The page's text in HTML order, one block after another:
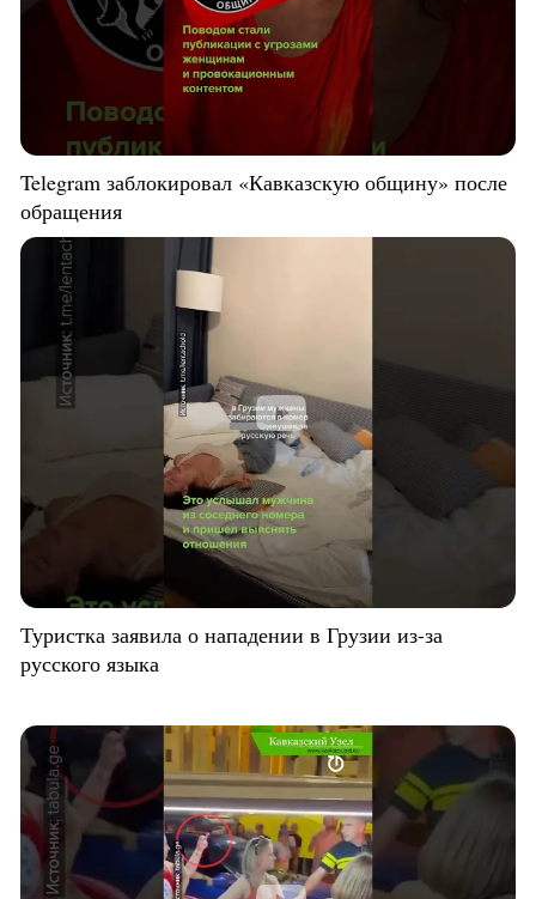
Telegram заблокировал «Кавказскую общину» после
обращения
Туристка заявила о нападении в Грузии из-за
русского языка